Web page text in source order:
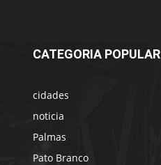
CATEGORIA POPULAR
cidades
noticia
Palmas
Pato Branco